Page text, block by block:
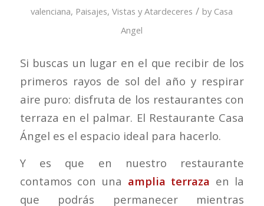
valenciana, Paisajes,Vistas y Atardeceres / by Casa
Angel
Si buscas un lugar en el que recibir de los
primeros rayos de sol del año y respirar
aire puro: disfruta de los restaurantes con
terraza en el palmar. El Restaurante Casa
Ángel es el espacio ideal para hacerlo.
Y es que en nuestro restaurante
contamos con una amplia terraza en la
que podrás permanecer mientras